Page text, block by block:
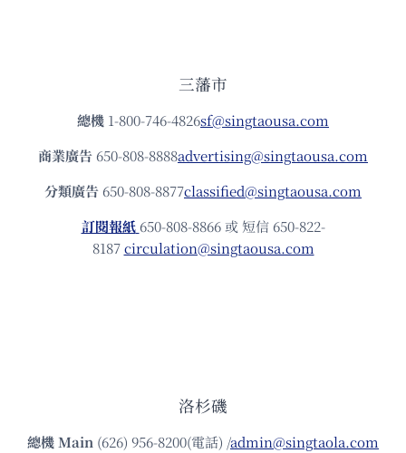
三藩市
總機 1-800-746-4826sf@singtaousa.com
商業廣告 650-808-8888advertising@singtaousa.com
分類廣告 650-808-8877classified@singtaousa.com
訂閱報紙 650-808-8866 或 短信 650-822-
8187circulation@singtaousa.com
洛杉磯
總機Main (626) 956-8200(電話) /admin@singtaola.com